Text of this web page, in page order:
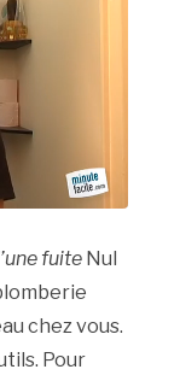
fuite Nul
chez vous.
Pour